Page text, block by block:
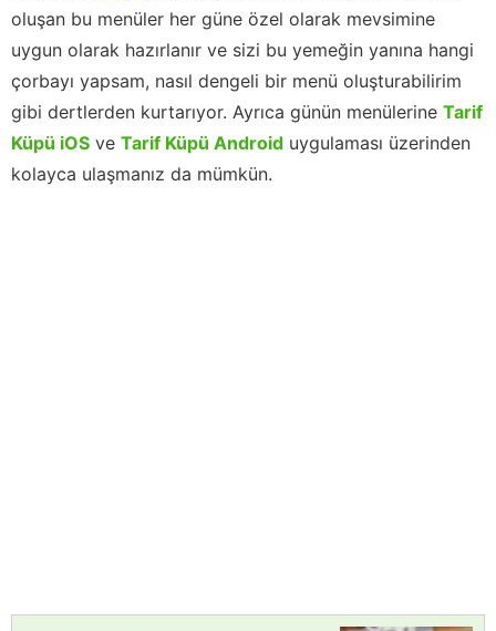
oluşan bu menüler her güne özel olarak mevsimine
uygun olarak hazırlanır ve sizi bu yemeğin yanına hangi
çorbayı yapsam, nasıl dengeli bir menü oluşturabilirim
gibi dertlerden kurtarıyor. Ayrıca günün menülerine Tarif
Küpü iOS ve Tarif Küpü Android uygulaması üzerinden
kolayca ulaşmanız da mümkün.